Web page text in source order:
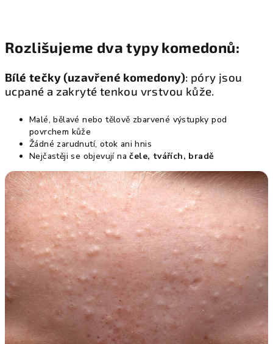
Rozlišujeme dva typy komedonů:
Bílé tečky (uzavřené komedony): póry jsou
ucpané a zakryté tenkou vrstvou kůže.
Malé, bělavé nebo tělově zbarvené výstupky pod
povrchem kůže
Žádné zarudnutí, otok ani hnis
Nejčastěji se objevují načele, tvářích, bradě